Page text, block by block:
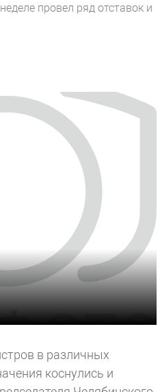
провел ряд отставок и
в различных
коснулись и